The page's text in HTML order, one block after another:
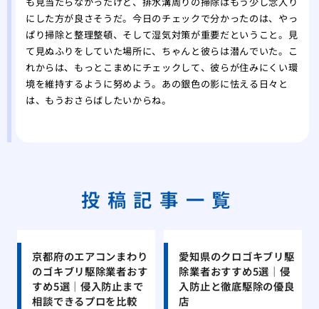
にした方が良さそうだ。今日のチェックで分かったのは、やっ
ぱり掃除と整理整頓、そして湿気対策が重要だということ。見
て見ぬふりをしていた場所に、ちゃんと彼らは潜んでいた。こ
れからは、もっとこまめにチェックして、彼らが住みにくい環
境を維持するように努めよう。あの銀色の影に怯える日々と
は、もうおさらばしたいからね。
投稿記事一覧
京都府のエアコンまわり
のゴキブリ駆除業者おす
すめ5選｜侵入防止まで
相談できるプロを比較
愛知県のクロゴキブリ駆
除業者おすすめ5選｜侵
入防止と徹底駆除の優良
店